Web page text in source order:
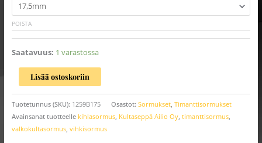
POISTA
Saatavuus: 1 varastossa
Lisää ostoskoriin
Tuotetunnus (SKU): 1259B175 Osastot: Sormukset, Timanttisormukset
Avainsanat tuotteelle kihlasormus, Kultaseppä Ailio Oy, timanttisormus,
valkokultasormus, vihkisormus